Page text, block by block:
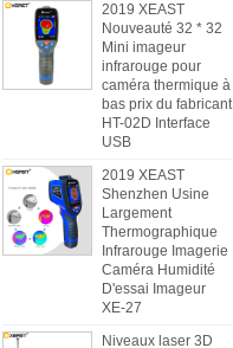
2019 XEAST
Nouveauté 32 * 32
Mini imageur
infrarouge pour
caméra thermique à
bas prix du fabricant
HT-02D Interface
USB
2019 XEAST
Shenzhen Usine
Largement
Thermographique
Infrarouge Imagerie
Caméra Humidité
D'essai Imageur
XE-27
Niveaux laser 3D